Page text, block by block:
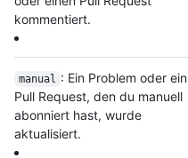
kommentiert.
manual : Ein Problem oder ein
Pull Request, den du manuell
abonniert hast, wurde
aktualisiert.